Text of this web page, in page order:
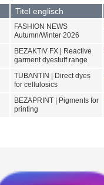
Titel englisch
FASHION NEWS
Autumn/Winter 2026
BEZAKTIV FX | Reactive
garment dyestuff range
TUBANTIN | Direct dyes
for cellulosics
BEZAPRINT | Pigments for
printing